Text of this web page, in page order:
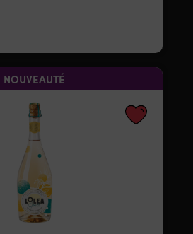
NOUVEAUTÉ